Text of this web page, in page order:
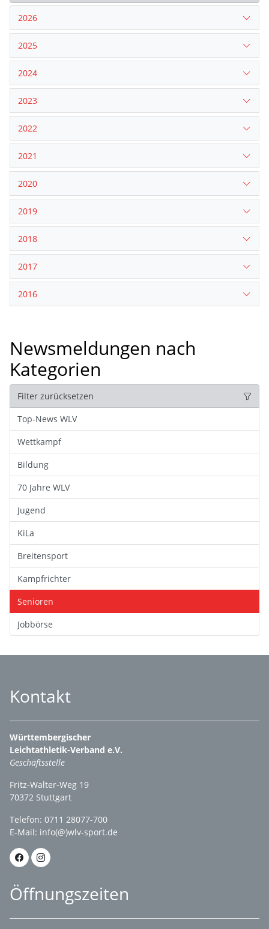
2026
2025
2024
2023
2022
2021
2020
2019
2018
2017
2016
Newsmeldungen nach
Kategorien
Filter zurücksetzen
Top-News WLV
Wettkampf
Bildung
70 Jahre WLV
Jugend
KiLa
Breitensport
Kampfrichter
Senioren
Jobbörse
Kontakt
Württembergischer
Leichtathletik-Verband e.V.
Geschäftsstelle
Fritz-Walter-Weg 19
70372 Stuttgart
Telefon: 0711 28077-700
E-Mail: info(@)wlv-sport.de
Öffnungszeiten